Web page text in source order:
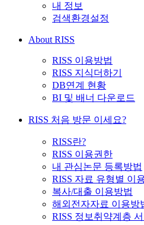
내 정보
검색환경설정
About RISS
RISS 이용방법
RISS 지식더하기
DB연계 현황
BI 및 배너 다운로드
RISS 처음 방문 이세요?
RISS란?
RISS 이용권한
내 관심논문 등록방법
RISS 자료 유형별 이
복사/대출 이용방법
해외전자자료 이용방
RISS 정보취약계층